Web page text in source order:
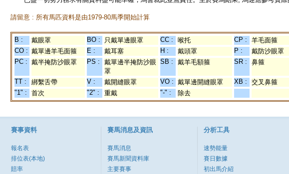
請留意 : 所有馬匹資料是由1979-80馬季開始計算
B : 戴眼罩 BO : 只戴單邊眼罩 CC : 喉托 CP :
羊毛面箍
CO : 戴單邊羊毛面箍 E : 戴耳塞 H : 戴頭罩 P :
戴防沙眼罩
PC : 戴半掩防沙眼罩 PS :
戴單邊半掩防沙眼
罩
SB : 戴羊毛額箍 SR : 鼻箍
TT : 綁繫舌帶 V : 戴開縫眼罩 VO : 戴單邊開縫眼罩 XB :
交叉鼻箍
"1" :
首次 "2" : 重戴 "-" : 除去
賽事資料
報名表
排位表(本地)
賠率
賽馬消息及資訊
賽馬消息
賽馬新聞資料庫
主要賽事
分析工具
速勢能量
賽日數據
初出馬介紹